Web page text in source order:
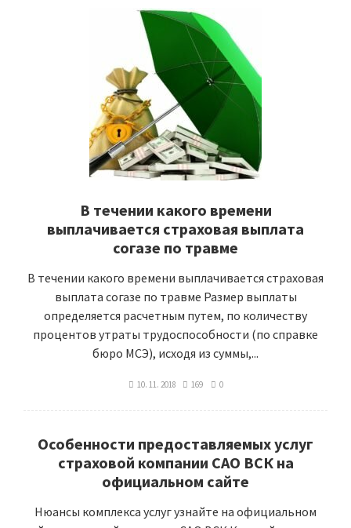
В течении какого времени
выплачивается страховая выплата
согазе по травме
В течении какого времени выплачивается страховая
выплата согазе по травме Размер выплаты
определяется расчетным путем, по количеству
процентов утраты трудоспособности (по справке
бюро МСЭ), исходя из суммы,...
10. 11. 2018 169 0
Особенности предоставляемых услуг
страховой компании САО ВСК на
официальном сайте
Нюансы комплекса услуг узнайте на официальном